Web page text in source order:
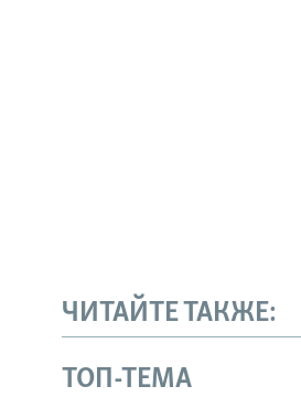
ЧИТАЙТЕ ТАКЖЕ:
ТОП-ТЕМА